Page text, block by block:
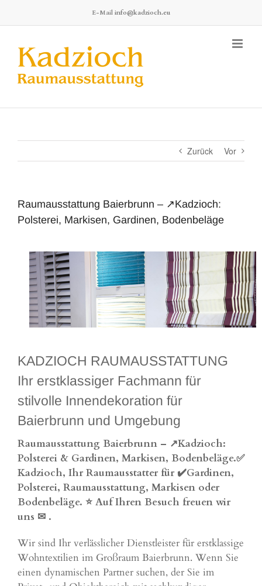
springen
E-Mail info@kadzioch.eu
Zurück Vor
Raumausstattung Baierbrunn – ↗️Kadzioch:
Polsterei, Markisen, Gardinen, Bodenbeläge
KADZIOCH RAUMAUSSTATTUNG
Ihr erstklassiger Fachmann für
stilvolle Innendekoration für
Baierbrunn und Umgebung
Raumausstattung Baierbrunn – ↗️Kadzioch:
Polsterei & Gardinen, Markisen, Bodenbeläge.✅
Kadzioch, Ihr Raumausstatter für ✔️Gardinen,
Polsterei, Raumausstattung, Markisen oder
Bodenbeläge. ⭐ Auf Ihren Besuch freuen wir
uns ✉ .
Wir sind Ihr verlässlicher Dienstleister für erstklassige
Wohntextilien im Großraum Baierbrunn. Wenn Sie
einen dynamischen Partner suchen, der Sie im